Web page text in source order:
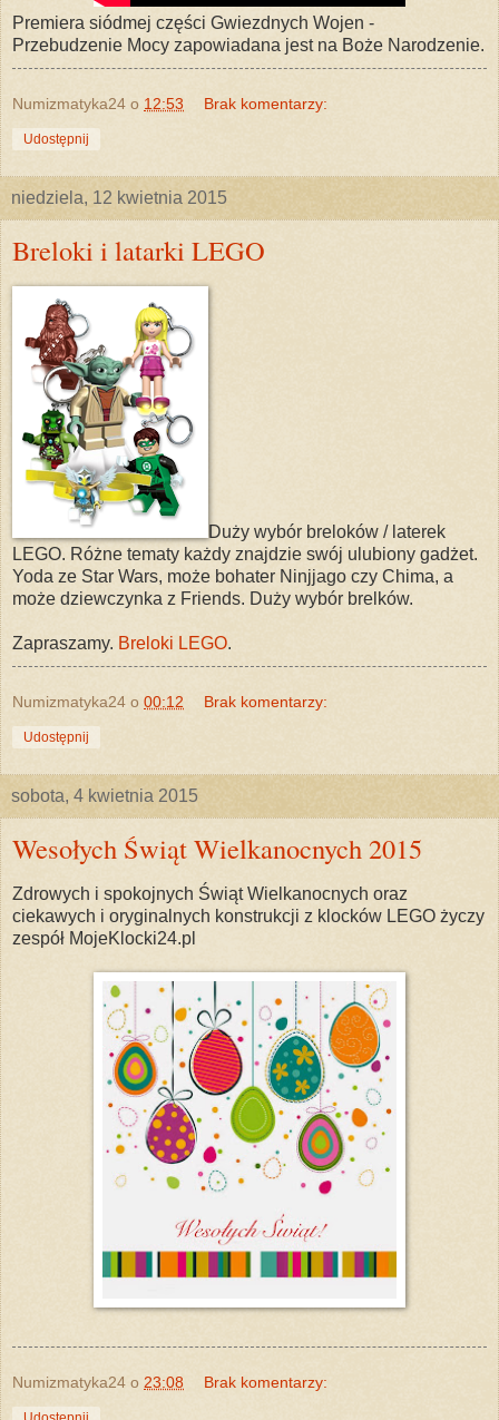
Premiera siódmej części Gwiezdnych Wojen -
Przebudzenie Mocy zapowiadana jest na Boże Narodzenie.
Numizmatyka24 o 12:53 Brak komentarzy:
Udostępnij
niedziela, 12 kwietnia 2015
Breloki i latarki LEGO
Duży wybór breloków / laterek
LEGO. Różne tematy każdy znajdzie swój ulubiony gadżet.
Yoda ze Star Wars, może bohater Ninjjago czy Chima, a
może dziewczynka z Friends. Duży wybór brelków.
Zapraszamy. Breloki LEGO.
Numizmatyka24 o 00:12 Brak komentarzy:
Udostępnij
sobota, 4 kwietnia 2015
Wesołych Świąt Wielkanocnych 2015
Zdrowych i spokojnych Świąt Wielkanocnych oraz
ciekawych i oryginalnych konstrukcji z klocków LEGO życzy
zespół MojeKlocki24.pl
Numizmatyka24 o 23:08 Brak komentarzy: